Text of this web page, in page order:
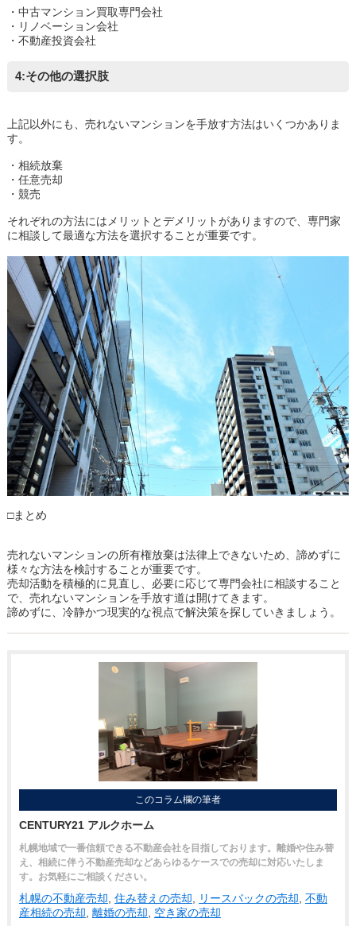
・中古マンション買取専門会社
・リノベーション会社
・不動産投資会社
4:その他の選択肢
上記以外にも、売れないマンションを手放す方法はいくつかありま
す。
・相続放棄
・任意売却
・競売
それぞれの方法にはメリットとデメリットがありますので、専門家
に相談して最適な方法を選択することが重要です。
□まとめ
売れないマンションの所有権放棄は法律上できないため、諦めずに
様々な方法を検討することが重要です。
売却活動を積極的に見直し、必要に応じて専門会社に相談すること
で、売れないマンションを手放す道は開けてきます。
諦めずに、冷静かつ現実的な視点で解決策を探していきましょう。
このコラム欄の筆者
CENTURY21 アルクホーム
札幌地域で一番信頼できる不動産会社を目指しております。離婚や住み替
え、相続に伴う不動産売却などあらゆるケースでの売却に対応いたしま
す。お気軽にご相談ください。
札幌の不動産売却, 住み替えの売却, リースバックの売却, 不動
産相続の売却, 離婚の売却, 空き家の売却